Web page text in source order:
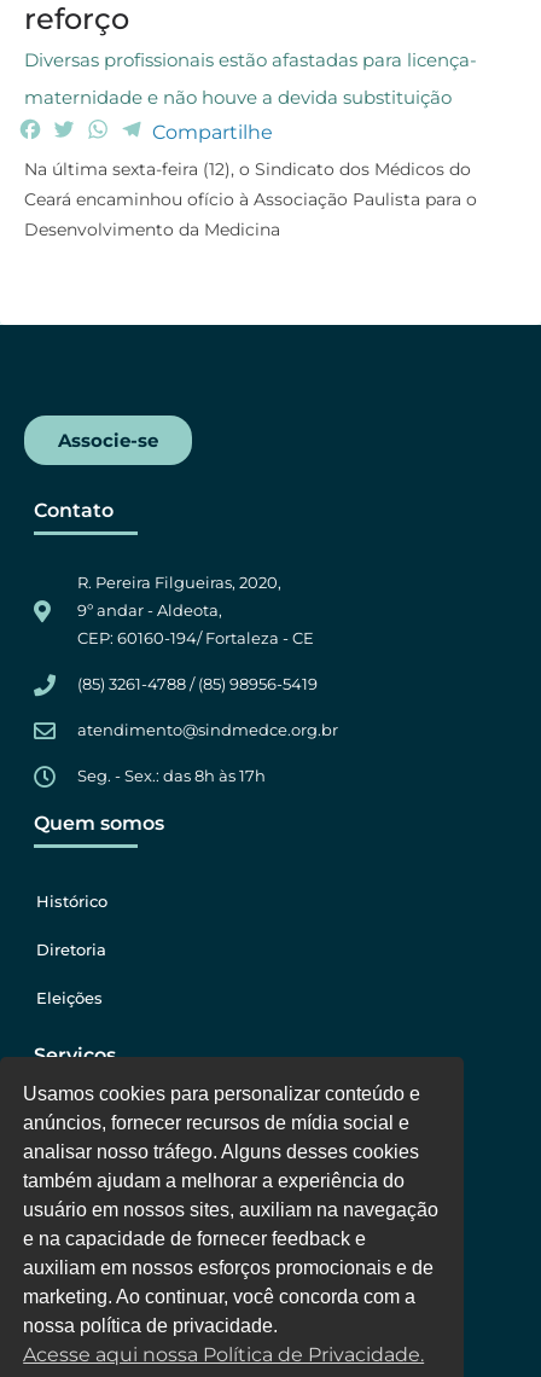
reforço
Diversas profissionais estão afastadas para licença-
maternidade e não houve a devida substituição
F
c
e
b
i
t
t
W
a
t
s
T
l
e
g
Compartilhe
Na última sexta-feira (12), o Sindicato dos Médicos do
Ceará encaminhou ofício à Associação Paulista para o
Desenvolvimento da Medicina
Associe-se
Contato
R. Pereira Filgueiras, 2020,
9º andar - Aldeota,
CEP: 60160-194/ Fortaleza - CE
(85) 3261-4788 / (85) 98956-5419
atendimento@sindmedce.org.br
Seg. - Sex.: das 8h às 17h
Quem somos
Histórico
Diretoria
Eleições
Serviços
Jurídico
Oportunidades
Clube de Vantagens
Área Colaborador
Usamos cookies para personalizar conteúdo e
anúncios, fornecer recursos de mídia social e
analisar nosso tráfego. Alguns desses cookies
também ajudam a melhorar a experiência do
usuário em nossos sites, auxiliam na navegação
e na capacidade de fornecer feedback e
auxiliam em nossos esforços promocionais e de
marketing. Ao continuar, você concorda com a
nossa política de privacidade.
Acesse aqui nossa Política de Privacidade.